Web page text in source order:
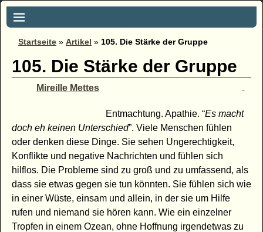
Startseite » Artikel » 105. Die Stärke der Gruppe
105. Die Stärke der Gruppe
Mireille Mettes
Entmachtung. Apathie. “Es macht
doch eh keinen Unterschied”. Viele Menschen fühlen
oder denken diese Dinge. Sie sehen Ungerechtigkeit,
Konflikte und negative Nachrichten und fühlen sich
hilflos. Die Probleme sind zu groß und zu umfassend, als
dass sie etwas gegen sie tun könnten. Sie fühlen sich wie
in einer Wüste, einsam und allein, in der sie um Hilfe
rufen und niemand sie hören kann. Wie ein einzelner
Tropfen in einem Ozean, ohne Hoffnung irgendetwas zu